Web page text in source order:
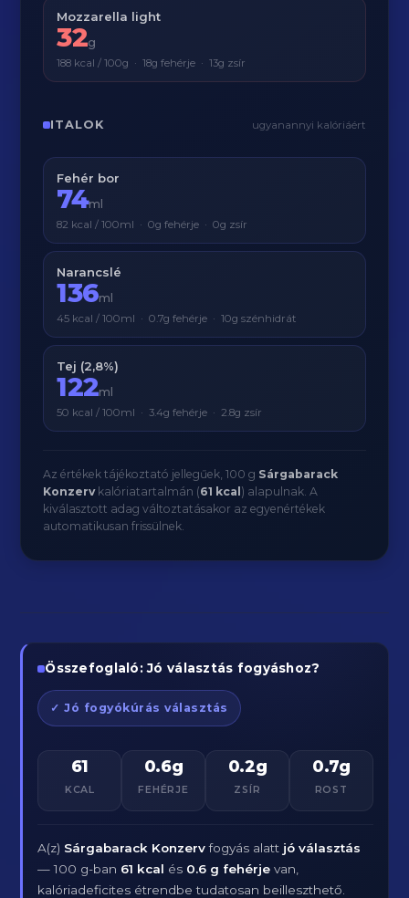
Mozzarella light
32g
188 kcal / 100g · 18g fehérje · 13g zsír
ITALOK ugyanannyi kalóriáért
Fehér bor
74ml
82 kcal / 100ml · 0g fehérje · 0g zsír
Narancslé
136ml
45 kcal / 100ml · 0.7g fehérje · 10g szénhidrát
Tej (2,8%)
122ml
50 kcal / 100ml · 3.4g fehérje · 2.8g zsír
Az értékek tájékoztató jellegűek, 100 g Sárgabarack
Konzervkalóriatartalmán (61 kcal ) alapulnak. A
kiválasztott adag változtatásakor az egyenértékek
automatikusan frissülnek.
Összefoglaló: Jó választás fogyáshoz?
✓ Jó fogyókúrás választás
61
KCAL
0.6g
FEHÉRJE
0.2g
ZSÍR
0.7g
ROST
A(z) Sárgabarack Konzervfogyás alatt jó választás
— 100 g-ban 61 kcal és 0.6 g fehérje van,
kalóriadeficites étrendbe tudatosan beilleszthető.